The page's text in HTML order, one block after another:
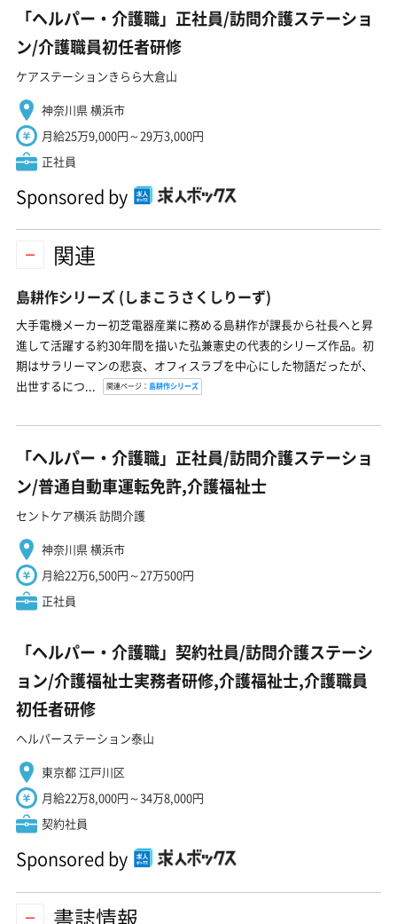
「ヘルパー・介護職」正社員/訪問介護ステーショ
ン/介護職員初任者研修
ケアステーションきらら大倉山
神奈川県 横浜市
月給25万9,000円～29万3,000円
正社員
Sponsored by
関連
島耕作シリーズ (しまこうさくしりーず)
大手電機メーカー初芝電器産業に務める島耕作が課長から社長へと昇
進して活躍する約30年間を描いた弘兼憲史の代表的シリーズ作品。初
期はサラリーマンの悲哀、オフィスラブを中心にした物語だったが、
出世するにつ...
関連ページ： 島耕作シリーズ
「ヘルパー・介護職」正社員/訪問介護ステーショ
ン/普通自動車運転免許,介護福祉士
セントケア横浜 訪問介護
神奈川県 横浜市
月給22万6,500円～27万500円
正社員
「ヘルパー・介護職」契約社員/訪問介護ステーシ
ョン/介護福祉士実務者研修,介護福祉士,介護職員
初任者研修
ヘルパーステーション泰山
東京都 江戸川区
月給22万8,000円～34万8,000円
契約社員
Sponsored by
書誌情報